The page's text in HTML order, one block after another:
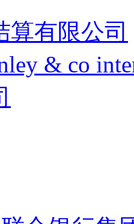
算有限公司
& co